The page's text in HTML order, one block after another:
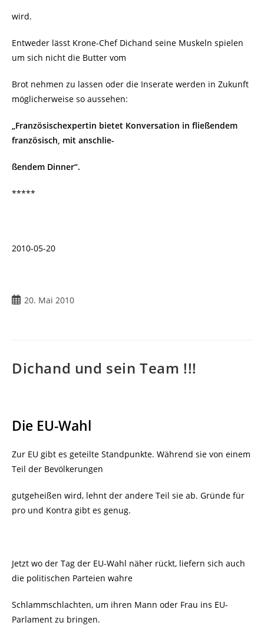
wird.
Entweder lässt Krone-Chef Dichand seine Muskeln spielen
um sich nicht die Butter vom
Brot nehmen zu lassen oder die Inserate werden in Zukunft
möglicherweise so aussehen:
„Französischexpertin bietet Konversation in fließendem
französisch, mit anschlie-
ßendem Dinner“.
*****
2010-05-20
Beitrag
20. Mai 2010
Dichand und sein Team !!!
Die EU-Wahl
Zur EU gibt es geteilte Standpunkte. Während sie von einem
Teil der Bevölkerungen
gutgeheißen wird, lehnt der andere Teil sie ab. Gründe für
pro und Kontra gibt es genug.
Jetzt wo der Tag der EU-Wahl näher rückt, liefern sich auch
die politischen Parteien wahre
Schlammschlachten, um ihren Mann oder Frau ins EU-
Parlament zu bringen.